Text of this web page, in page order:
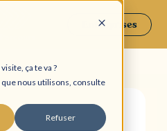
ça te va ?
nous utilisons, consulte
Refuser
Entreprises